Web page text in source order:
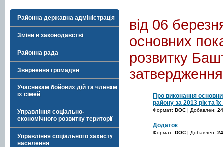
Районна державна адміністрація
Зміни в законодавстві
Районна рада
Звернення громадян
Учасникам бойових дій та членам
їх сімей
Управління соціально-
економічного розвитку території
Управління соціального захисту
населення
від 06
основних
розвитку
Про виконання
району за 2013 рік та
Формат: DOC | Добавлен:
Додаток
Формат: DOC | Добавлен: